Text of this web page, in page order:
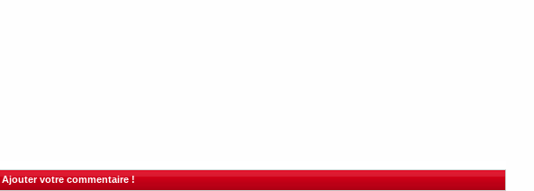
Ajouter votre commentaire !